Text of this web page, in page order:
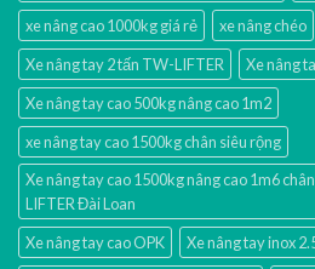
xe nâng cao 1000kg giá rẻ
xe nâng chéo
Xe nâng tay 2 tấn TW-LIFTER
Xe nâng
Xe nâng tay cao 500kg nâng cao 1m2
xe nâng tay cao 1500kg chân siêu rộng
Xe nâng tay cao 1500kg nâng cao 1m6
LIFTER Đài Loan
Xe nâng tay cao OPK
Xe nâng tay inox